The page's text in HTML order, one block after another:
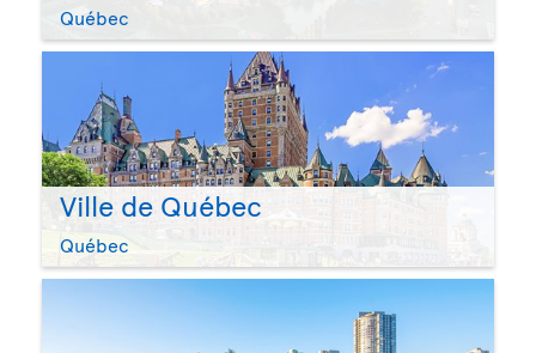
Québec
Ville de Québec
Québec